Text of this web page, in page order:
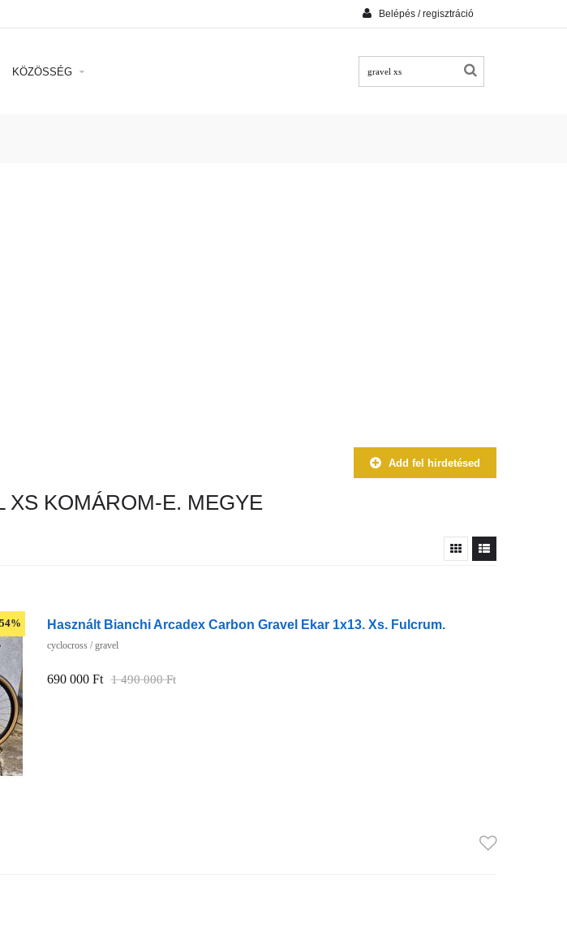
Belépés / regisztráció
KÖZÖSSÉG
Add fel hirdetésed
XS KOMÁROM-E. MEGYE
Használt Bianchi Arcadex Carbon Gravel Ekar 1x13. Xs. Fulcrum.
cyclocross / gravel
690 000 Ft 1 490 000 Ft